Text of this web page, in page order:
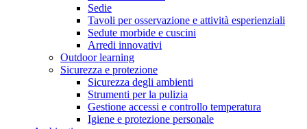
Sedie
Tavoli per osservazione e attività esperienziali
Sedute morbide e cuscini
Arredi innovativi
Outdoor learning
Sicurezza e protezione
Sicurezza degli ambienti
Strumenti per la pulizia
Gestione accessi e controllo temperatura
Igiene e protezione personale